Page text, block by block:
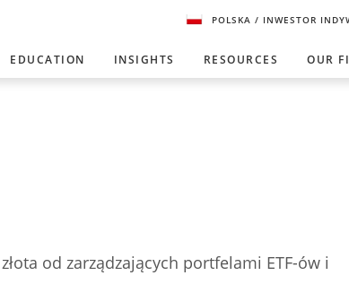
POLSKA/ INWESTOR
EDUCATION INSIGHTS RESOURCES OUR
od zarządzających portfelami ETF-ów i